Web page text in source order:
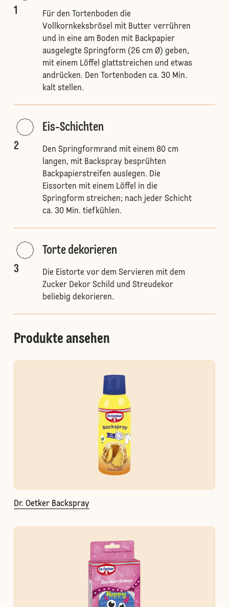
1
Für den Tortenboden die
Vollkornkeksbrösel mit Butter verrühren
und in eine am Boden mit Backpapier
ausgelegte Springform (26 cm Ø) geben,
mit einem Löffel glattstreichen und etwas
andrücken. Den Tortenboden ca. 30 Min.
kalt stellen.
2
Eis-Schichten
Den Springformrand mit einem 80 cm
langen, mit Backspray besprühten
Backpapierstreifen auslegen. Die
Eissorten mit einem Löffel in die
Springform streichen; nach jeder Schicht
ca. 30 Min. tiefkühlen.
3
Torte dekorieren
Die Eistorte vor dem Servieren mit dem
Zucker Dekor Schild und Streudekor
beliebig dekorieren.
Produkte ansehen
Dr. Oetker Backspray